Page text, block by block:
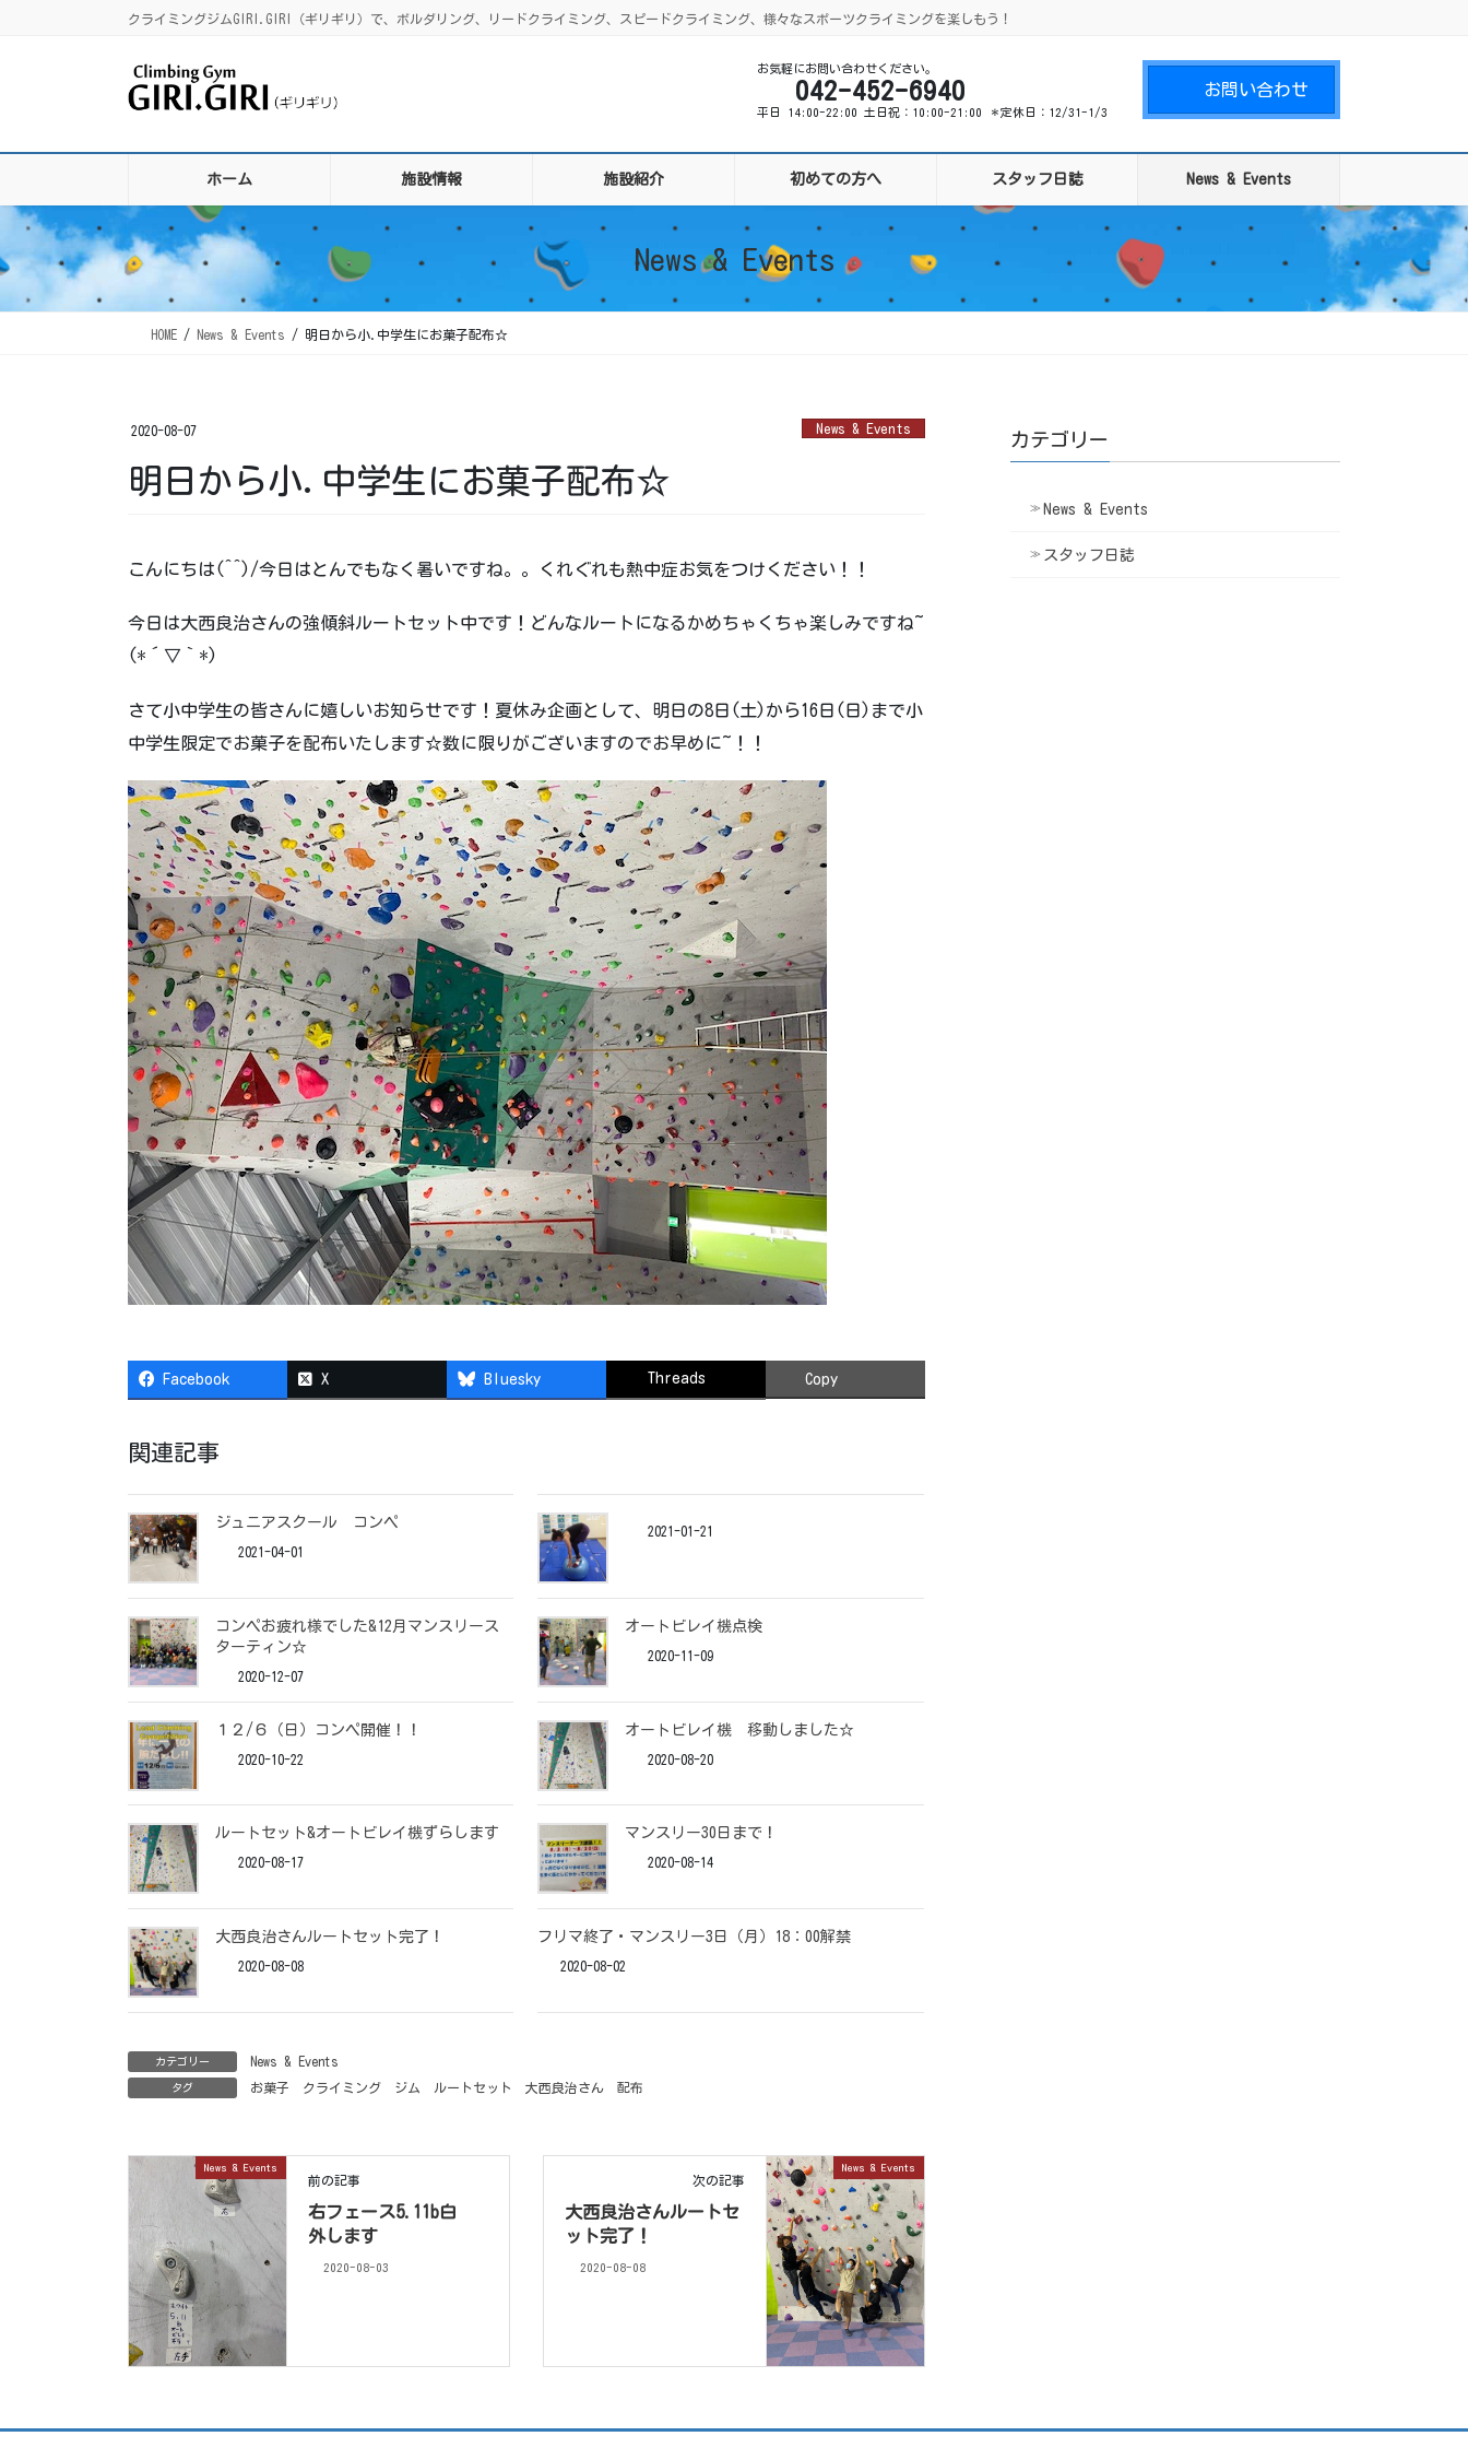
クライミングジムGIRI.GIRI（ギリギリ）で、ボルダリング、リードクライミング、スピードクライミング、様々なスポーツクライミングを楽しもう！
お気軽にお問い合わせください。
042-452-6940
平日 14:00-22:00 土日祝：10:00-21:00 ＊定休日：12/31-1/3
お問い合わせ
ホーム 施設情報 施設紹介 初めての方へ スタッフ日誌 News & Events
News & Events
HOME News & Events 明日から小.中学生にお菓子配布☆
2020-08-07 News & Events
明日から小.中学生にお菓子配布☆
こんにちは(^^)/今日はとんでもなく暑いですね。。くれぐれも熱中症お気をつけください！！
今日は大西良治さんの強傾斜ルートセット中です！どんなルートになるかめちゃくちゃ楽しみですね~
(*´▽｀*)
さて小中学生の皆さんに嬉しいお知らせです！夏休み企画として、明日の8日(土)から16日(日)まで小
中学生限定でお菓子を配布いたします☆数に限りがございますのでお早めに~！！
Facebook X Bluesky Threads Copy
関連記事
ジュニアスクール コンペ
2021-04-01
2021-01-21
コンペお疲れ様でした&12月マンスリース
ターティン☆
2020-12-07
オートビレイ機点検
2020-11-09
１２/６（日）コンペ開催！！
2020-10-22
オートビレイ機 移動しました☆
2020-08-20
ルートセット&オートビレイ機ずらします
2020-08-17
マンスリー30日まで！
2020-08-14
大西良治さんルートセット完了！
2020-08-08
フリマ終了・マンスリー3日（月）18：00解禁
2020-08-02
カテゴリー News & Events
タグ お菓子 クライミング ジム ルートセット 大西良治さん 配布
News & Events
前の記事
右フェース5.11b白
外します
2020-08-03
News & Events
次の記事
大西良治さんルートセ
ット完了！
2020-08-08
カテゴリー
News & Events
スタッフ日誌